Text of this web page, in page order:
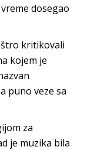
dosegao
kritikovali
kojem je
puno veze sa
za
je muzika bila